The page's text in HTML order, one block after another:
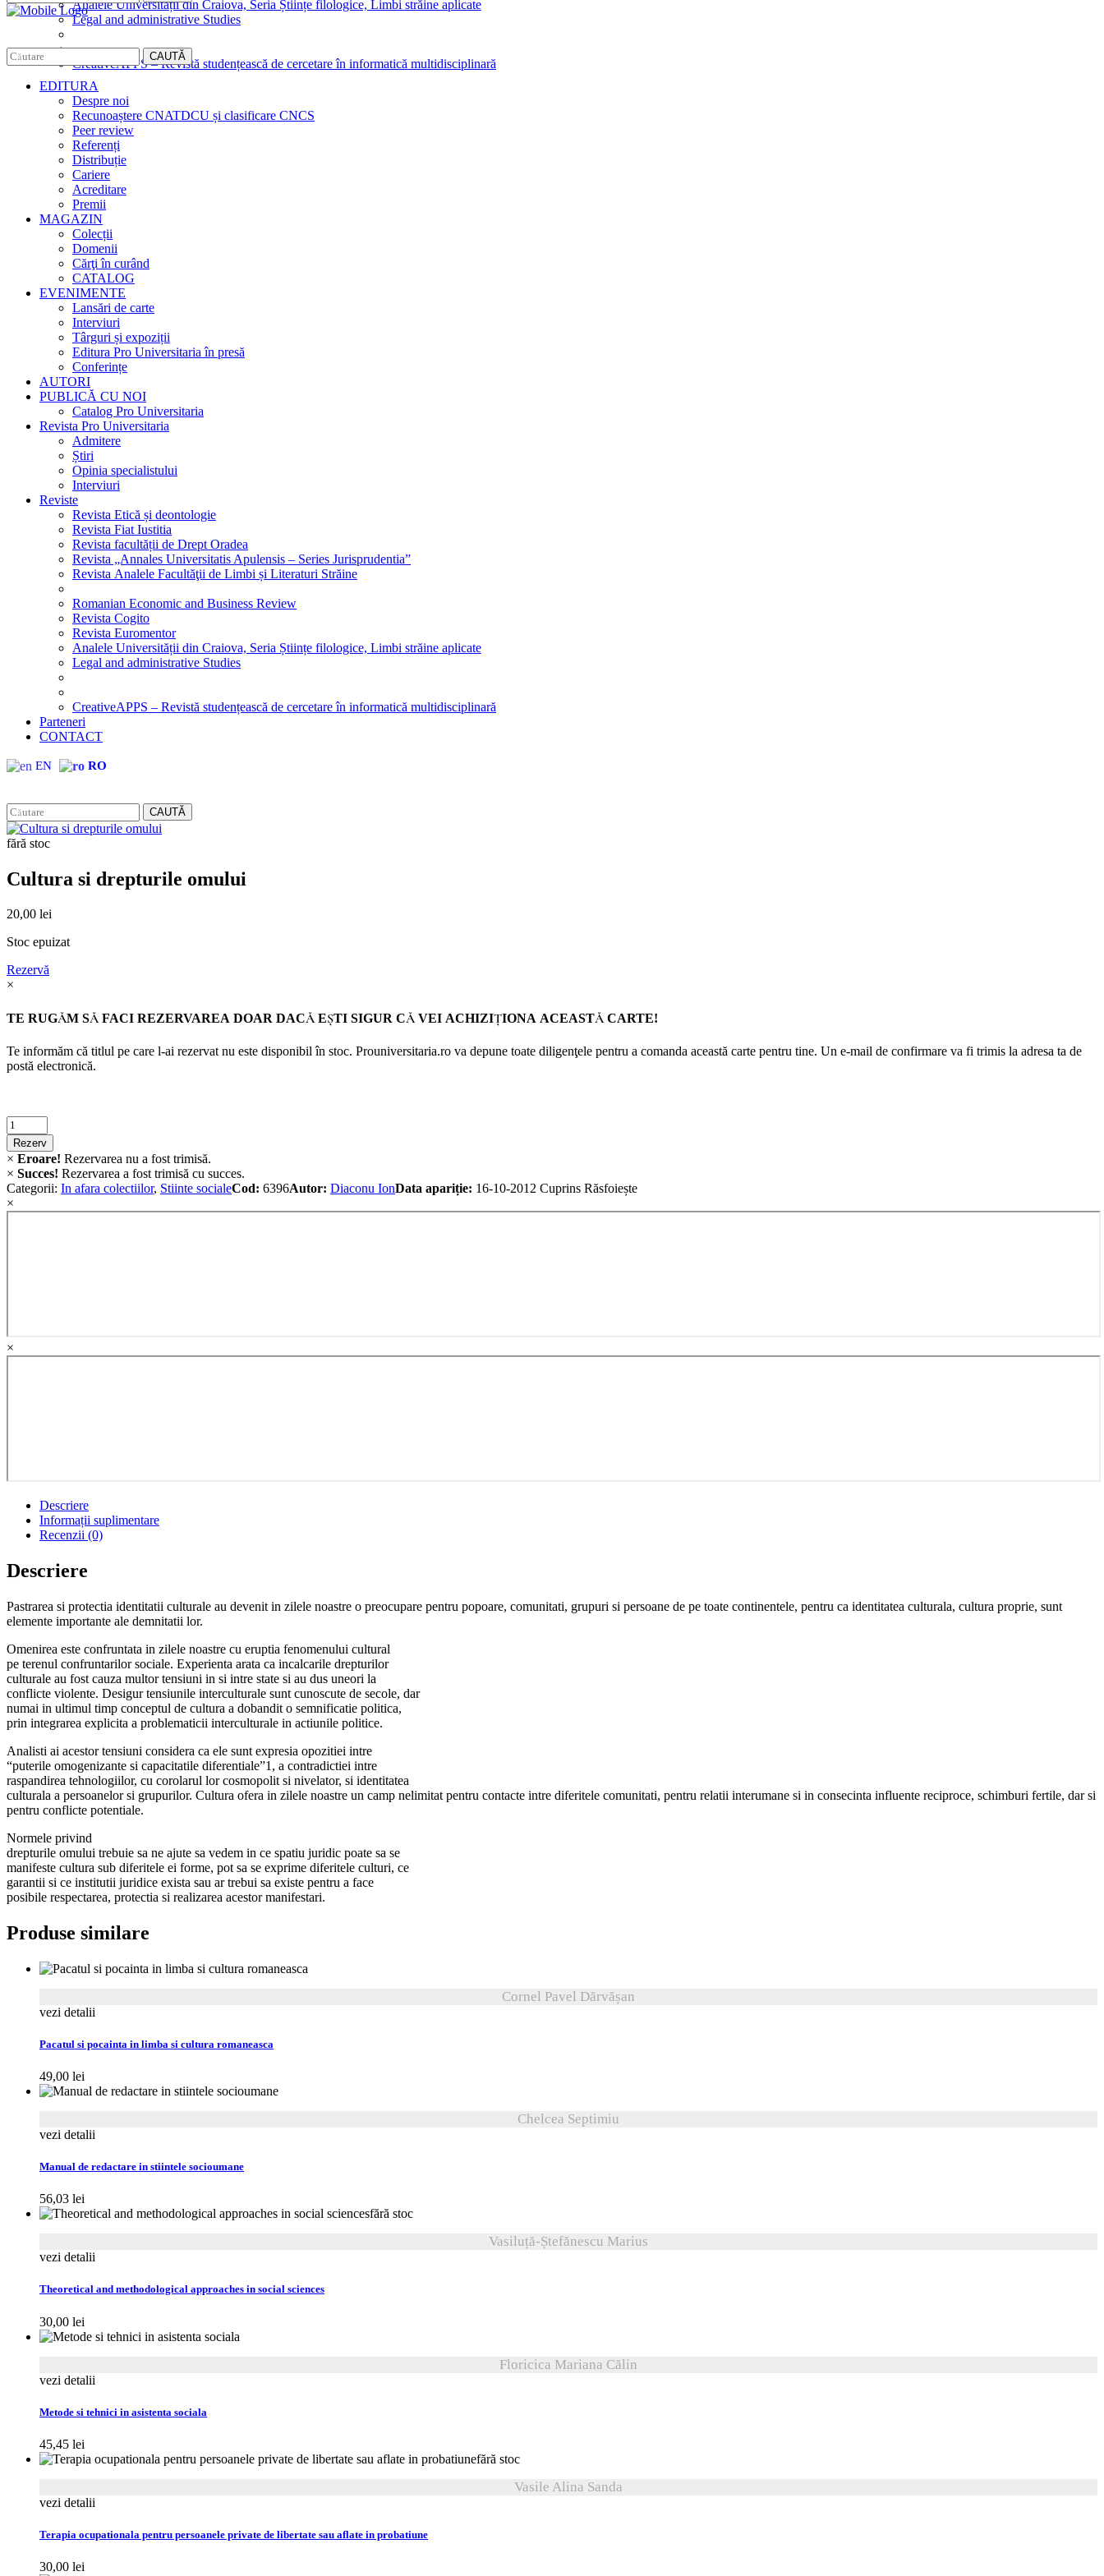
Analele Universității din Craiova, Seria Științe filologice, Limbi străine aplicate
Legal and administrative Studies
CreativeAPPS – Revistă studențească de cercetare în informatică multidisciplinară
CAUTĂ
EDITURA
Despre noi
Recunoaștere CNATDCU și clasificare CNCS
Peer review
Referenți
Distribuție
Cariere
Acreditare
Premii
MAGAZIN
Colecții
Domenii
Cărţi în curând
CATALOG
EVENIMENTE
Lansări de carte
Interviuri
Târguri și expoziții
Editura Pro Universitaria în presă
Conferințe
AUTORI
PUBLICĂ CU NOI
Catalog Pro Universitaria
Revista Pro Universitaria
Admitere
Știri
Opinia specialistului
Interviuri
Reviste
Revista Etică și deontologie
Revista Fiat Iustitia
Revista facultății de Drept Oradea
Revista „Annales Universitatis Apulensis – Series Jurisprudentia”
Revista Analele Facultăţii de Limbi și Literaturi Străine
Romanian Economic and Business Review
Revista Cogito
Revista Euromentor
Analele Universității din Craiova, Seria Științe filologice, Limbi străine aplicate
Legal and administrative Studies
CreativeAPPS – Revistă studențească de cercetare în informatică multidisciplinară
Parteneri
CONTACT
EN RO
CAUTĂ
fără stoc
Cultura si drepturile omului
20,00 lei
Stoc epuizat
Rezervă
×
TE RUGĂM SĂ FACI REZERVAREA DOAR DACĂ EŞTI SIGUR CĂ VEI ACHIZIŢIONA ACEASTĂ CARTE!
Te informăm că titlul pe care l-ai rezervat nu este disponibil în stoc. Prouniversitaria.ro va depune toate diligenţele pentru a comanda această carte pentru tine. Un e-mail de confirmare va fi trimis la adresa ta de
postă electronică.
Criminalistica
quantity
Rezerv
× Eroare! Rezervarea nu a fost trimisă.
× Succes! Rezervarea a fost trimisă cu succes.
Categorii: In afara colectiilor, Stiinte socialeCod: 6396Autor: Diaconu IonData apariție: 16-10-2012 Cuprins Răsfoiește
×
×
Descriere
Informații suplimentare
Recenzii (0)
Descriere
Pastrarea si protectia identitatii culturale au devenit in zilele noastre o preocupare pentru popoare, comunitati, grupuri si persoane de pe toate continentele, pentru ca identitatea culturala, cultura proprie, sunt
elemente importante ale demnitatii lor.
Omenirea este confruntata in zilele noastre cu eruptia fenomenului cultural
pe terenul confruntarilor sociale. Experienta arata ca incalcarile drepturilor
culturale au fost cauza multor tensiuni in si intre state si au dus uneori la
conflicte violente. Desigur tensiunile interculturale sunt cunoscute de secole, dar
numai in ultimul timp conceptul de cultura a dobandit o semnificatie politica,
prin integrarea explicita a problematicii interculturale in actiunile politice.
Analisti ai acestor tensiuni considera ca ele sunt expresia opozitiei intre
“puterile omogenizante si capacitatile diferentiale”1, a contradictiei intre
raspandirea tehnologiilor, cu corolarul lor cosmopolit si nivelator, si identitatea
culturala a persoanelor si grupurilor. Cultura ofera in zilele noastre un camp nelimitat pentru contacte intre diferitele comunitati, pentru relatii interumane si in consecinta influente reciproce, schimburi fertile, dar si
pentru conflicte potentiale.
Normele privind
drepturile omului trebuie sa ne ajute sa vedem in ce spatiu juridic poate sa se
manifeste cultura sub diferitele ei forme, pot sa se exprime diferitele culturi, ce
garantii si ce institutii juridice exista sau ar trebui sa existe pentru a face
posibile respectarea, protectia si realizarea acestor manifestari.
Produse similare
Cornel Pavel Dărvășan
vezi detalii
Pacatul si pocainta in limba si cultura romaneasca
49,00 lei
Chelcea Septimiu
vezi detalii
Manual de redactare in stiintele socioumane
56,03 lei
fără stoc
Vasiluță-Ștefănescu Marius
vezi detalii
Theoretical and methodological approaches in social sciences
30,00 lei
Floricica Mariana Călin
vezi detalii
Metode si tehnici in asistenta sociala
45,45 lei
fără stoc
Vasile Alina Sanda
vezi detalii
Terapia ocupationala pentru persoanele private de libertate sau aflate in probatiune
30,00 lei